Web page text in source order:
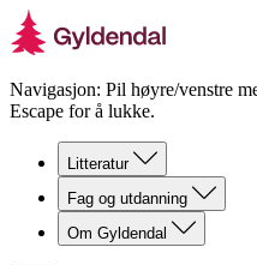
Navigasjon: Pil høyre/venstre
Escape for å lukke.
Litteratur
Fag og utdanning
Om Gyldendal